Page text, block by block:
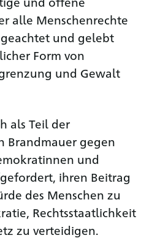
alle Menschenrechte
und gelebt
Form von
und Gewalt
als Teil der
Brandmauer gegen
und
ihren Beitrag
des Menschen zu
Rechtsstaatlichkeit
zu verteidigen.